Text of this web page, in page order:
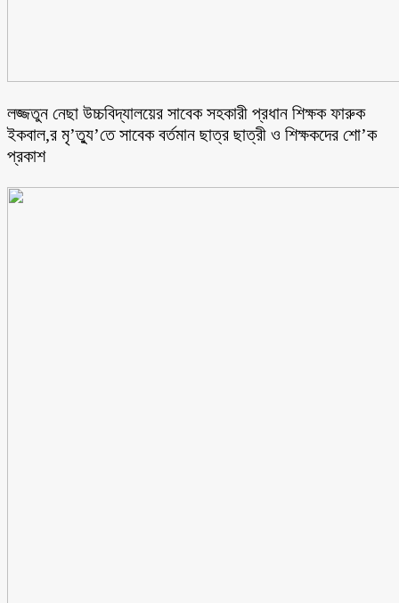
লজ্জতুন নেছা উচ্চবিদ্যালয়ের সাবেক সহকারী প্রধান শিক্ষক ফারুক
ইকবাল,র মৃ’ত্যু’তে সাবেক বর্তমান ছাত্র ছাত্রী ও শিক্ষকদের শো’ক
প্রকাশ